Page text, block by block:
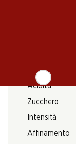
Acidità
Zucchero
Intensità
Affinamento